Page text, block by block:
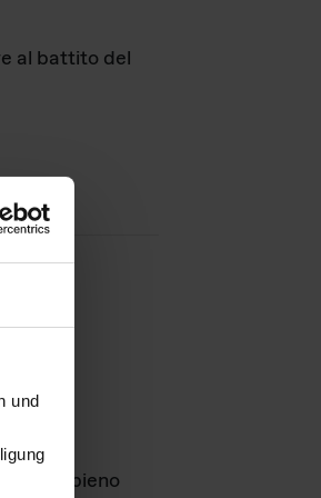
und
al battito del
in pieno